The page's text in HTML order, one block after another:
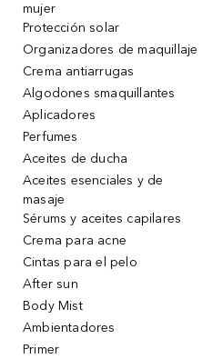
mujer
Protección solar
Organizadores de maquillaje
Crema antiarrugas
Algodones smaquillantes
Aplicadores
Perfumes
Aceites de ducha
Aceites esenciales y de
masaje
Sérums y aceites capilares
Crema para acne
Cintas para el pelo
After sun
Body Mist
Ambientadores
Primer